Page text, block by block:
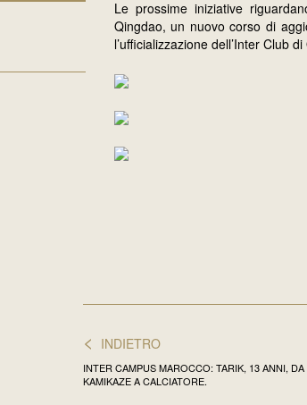
Le prossime iniziative
Qingdao, un nuovo corso di
l’ufficializzazione dell’Inter Club
< INDIETRO
INTER CAMPUS MAROCCO: TARIK, 13 ANNI, DA
KAMIKAZE A CALCIATORE.